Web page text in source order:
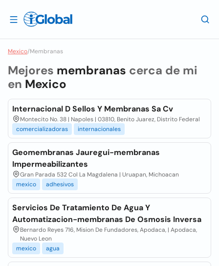
Mexico/Membranas
Mejores membranas cerca de mi
en Mexico
Internacional D Sellos Y Membranas Sa Cv
Montecito No. 38 | Napoles | 03810, Benito Juarez, Distrito Federal
comercializadoras
internacionales
Geomembranas Jauregui-membranas
Impermeabilizantes
Gran Parada 532 Col La Magdalena | Uruapan, Michoacan
mexico
adhesivos
Servicios De Tratamiento De Agua Y
Automatizacion-membranas De Osmosis Inversa
Bernardo Reyes 716, Mision De Fundadores, Apodaca, | Apodaca,
Nuevo Leon
mexico
agua